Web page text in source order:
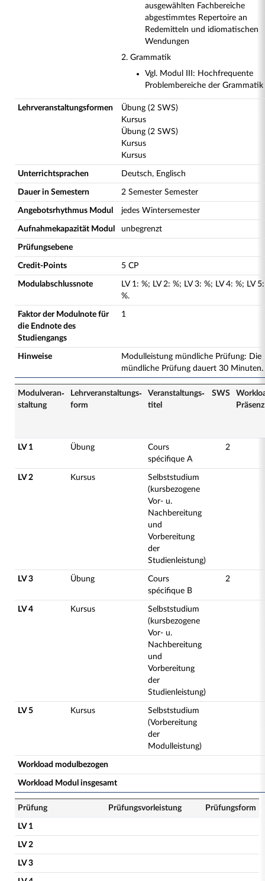
ausgewählten Fachbereiche
abgestimmtes Repertoire an
Redemitteln und idiomatischen
Wendungen
2. Grammatik
Vgl. Modul III: Hochfrequente
Problembereiche der Grammatik
Lehrveranstaltungsformen
Übung (2 SWS)
Kursus
Übung (2 SWS)
Kursus
Kursus
Unterrichtsprachen Deutsch, Englisch
Dauer in Semestern 2 Semester Semester
Angebotsrhythmus Modul jedes Wintersemester
Aufnahmekapazität Modul unbegrenzt
Prüfungsebene
Credit-Points 5 CP
Modulabschlussnote LV 1: %; LV 2: %; LV 3: %; LV 4: %; LV 5:
%.
Faktor der Modulnote für
die Endnote des
Studiengangs
1
Hinweise
Modulleistung mündliche Prüfung: Die
mündliche Prüfung dauert 30 Minuten.
Modulveran­
staltung
Lehrveranstaltungs­
form
Veranstaltungs­
titel
SWS
Präsenz
LV 1 Übung
Cours
spécifique A
2
LV 2 Kursus
Selbststudium
(kursbezogene
Vor- u.
Nachbereitung
und
Vorbereitung
der
Studienleistung)
LV 3 Übung
Cours
spécifique B
2
LV 4 Kursus
Selbststudium
(kursbezogene
Vor- u.
Nachbereitung
und
Vorbereitung
der
Studienleistung)
LV 5 Kursus
Selbststudium
(Vorbereitung
der
Modulleistung)
Workload modulbezogen
Workload Modul insgesamt
Prüfung Prüfungsvorleistung Prüfungsform
LV 1
LV 2
LV 3